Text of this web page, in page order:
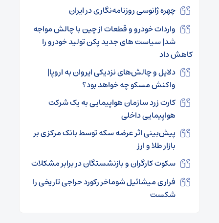
چهره ژانوسی روزنامه‌نگاری در ایران
واردات خودرو و قطعات از چین با چالش مواجه
شد| سیاست های جدید پکن تولید خودرو را
کاهش داد
دلایل و چالش‌های نزدیکی ایروان به اروپا|
واکنش مسکو چه خواهد بود؟
کارت زرد سازمان هواپیمایی به یک شرکت
هواپیمایی داخلی
پیش‌بینی اثر عرضه سکه توسط بانک مرکزی بر
بازار طلا و ارز
سکوت کارگران و بازنشستگان در برابر مشکلات
فراری میشائیل شوماخر رکورد حراجی تاریخی را
شکست